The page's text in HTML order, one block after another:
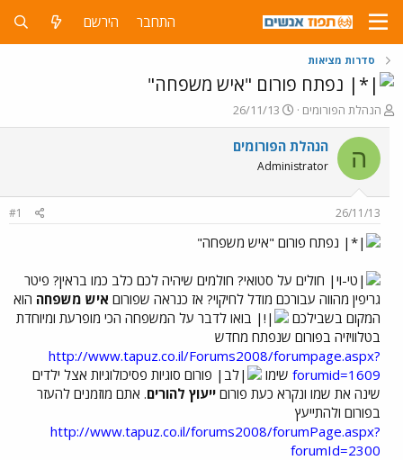
התחבר הירשם
סדרות מציאות
נפתח פורום "איש משפחה"
פ
ו
ת
ח
ה
ש
א
הנהלת הפורומים
פ
ו
ר
ם
ר
ך
26/11/13
ה הנהלת הפורומים
Administrator
26/11/13
#1
נפתח פורום "איש משפחה"
חולים על סטואי? חולמים שיהיה לכם כלב כמו בראין? פיטר
גריפין מהווה עבורכם מודל לחיקוי? אז כנראה שפורום איש משפחה הוא
המקום בשבילכם
בואו לדבר על המשפחה הכי מופרעת ומיוחדת
בטלוויזיה בפורום שנפתח מחדש
http://www.tapuz.co.il/Forums2008/forumpage.aspx?
forumid=1609 שימו
פורום סוגיות פסיכולוגיות אצל ילדים
שינה את שמו ונקרא כעת פורום ייעוץ להורים. אתם מוזמנים להעזר
בפורום ולהתייעץ
http://www.tapuz.co.il/forums2008/forumPage.aspx?
forumId=2300